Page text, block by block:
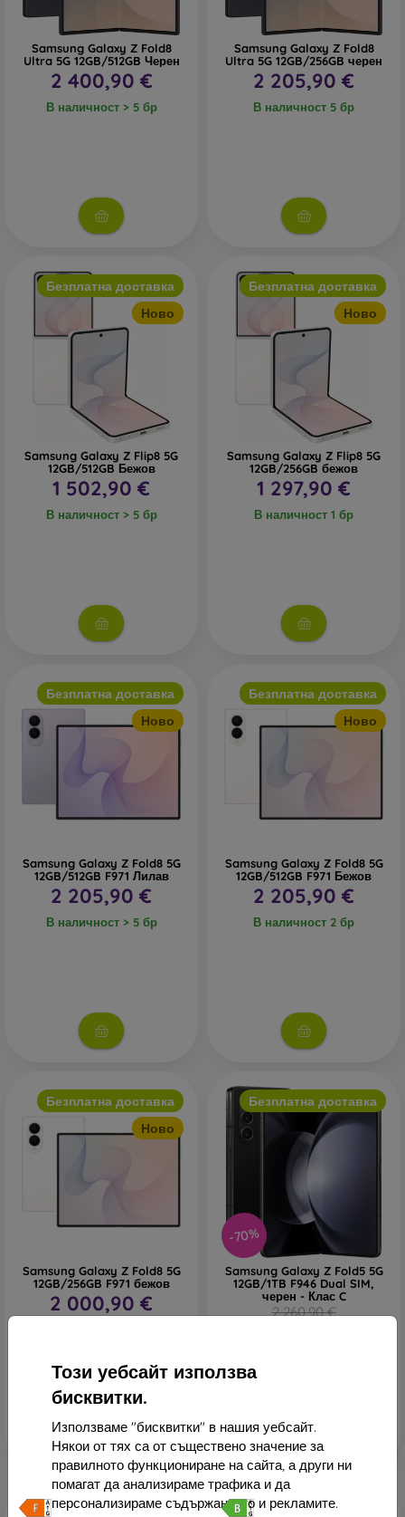
Този уебсайт използва
бисквитки.
Използваме "бисквитки" в нашия уебсайт.
Някои от тях са от съществено значение за
правилното функциониране на сайта, а други ни
помагат да анализираме трафика и да
персонализираме съдържанието и рекламите.
Samsung Galaxy Z Fold8
Ultra 5G 12GB/512GB Черен
2 400,90 €
В наличност > 5 бр
Samsung Galaxy Z Fold8
Ultra 5G 12GB/256GB черен
2 205,90 €
В наличност 5 бр
Безплатна доставка
Ново
Samsung Galaxy Z Flip8 5G
12GB/512GB Бежов
1 502,90 €
В наличност > 5 бр
Безплатна доставка
Ново
Samsung Galaxy Z Flip8 5G
12GB/256GB бежов
1 297,90 €
В наличност 1 бр
Безплатна доставка
Ново
Samsung Galaxy Z Fold8 5G
12GB/512GB F971 Лилав
2 205,90 €
В наличност > 5 бр
Безплатна доставка
Ново
Samsung Galaxy Z Fold8 5G
12GB/512GB F971 Бежов
2 205,90 €
В наличност 2 бр
Безплатна доставка
Ново
Samsung Galaxy Z Fold8 5G
12GB/256GB F971 бежов
2 000,90 €
-70%
Безплатна доставка
Samsung Galaxy Z Fold5 5G
12GB/1TB F946 Dual SIM,
черен - Клас C
2 260,90 €
Безплатна доставка Безплатна доставка